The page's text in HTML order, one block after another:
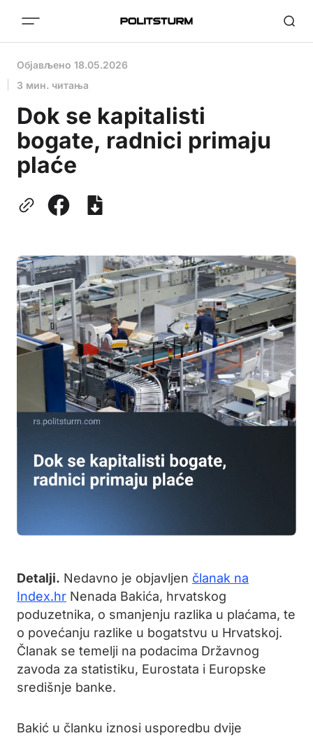
Објављено 18.05.2026
3 мин. читања
Dok se kapitalisti
bogate, radnici primaju
plaće
Detalji. Nedavno je objavljen članak na
Index.hr Nenada Bakića, hrvatskog
poduzetnika, o smanjenju razlika u plaćama, te
o povećanju razlike u bogatstvu u Hrvatskoj.
Članak se temelji na podacima Državnog
zavoda za statistiku, Eurostata i Europske
središnje banke.
Bakić u članku iznosi usporedbu dvije